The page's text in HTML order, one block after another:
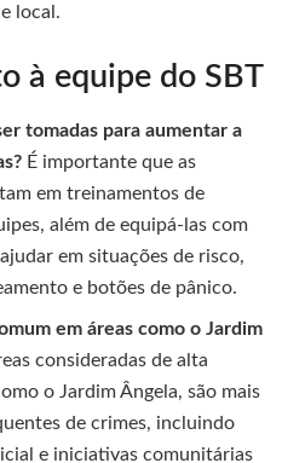
local.
à equipe do SBT
tomadas para aumentar a
É importante que as
em treinamentos de
além de equipá-las com
em situações de risco,
e botões de pânico.
em áreas como o Jardim
consideradas de alta
o Jardim Ângela, são mais
de crimes, incluindo
e iniciativas comunitárias